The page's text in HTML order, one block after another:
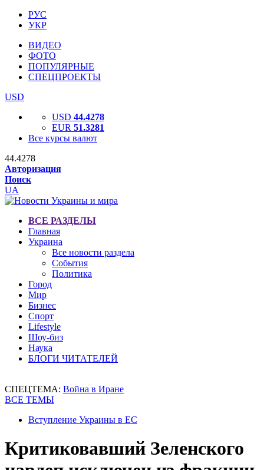
РУС
УКР
ВИДЕО
ФОТО
ПОПУЛЯРНЫЕ
СПЕЦПРОЕКТЫ
USD
USD 44.4278
EUR 51.3281
Все курсы валют
44.4278
Авторизация
Поиск
UA
ВСЕ РАЗДЕЛЫ
Главная
Украина
Все новости раздела
События
Политика
Город
Мир
Бизнес
Спорт
Lifestyle
Шоу-биз
Наука
БЛОГИ ЧИТАТЕЛЕЙ
СПЕЦТЕМА: Война в Иране
ВСЕ ТЕМЫ
Вступление Украины в ЕС
Критиковавший Зеленского